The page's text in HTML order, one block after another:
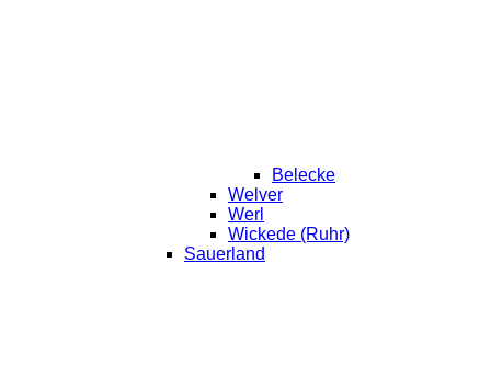
Belecke
Welver
Werl
Wickede (Ruhr)
Sauerland